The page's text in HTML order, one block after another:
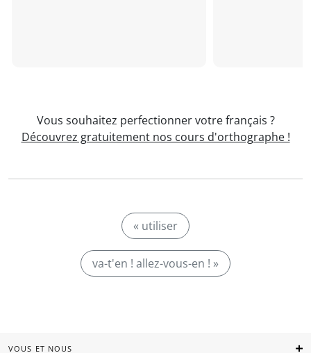
Vous souhaitez perfectionner votre français ?
Découvrez gratuitement nos cours d'orthographe !
« utiliser
va-t'en ! allez-vous-en ! »
VOUS ET NOUS